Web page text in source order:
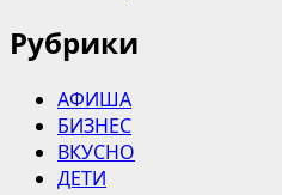
Рубрики
АФИША
БИЗНЕС
ВКУСНО
ДЕТИ